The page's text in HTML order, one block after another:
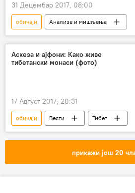
31 Децембар 2017, 08:00
обичаји
Анализе и мишљења
Коментари и Аналитика
Србија
Весна Марјановић
глобализација
Божић
Божићна куповина
Аскеза и ајфони: Како живе
тибетански монаси (фото)
17 Август 2017, 20:31
обичаји Вести
Тибет
мобилни телефон
будизам
аскетски живот
геџети
прикажи још 20